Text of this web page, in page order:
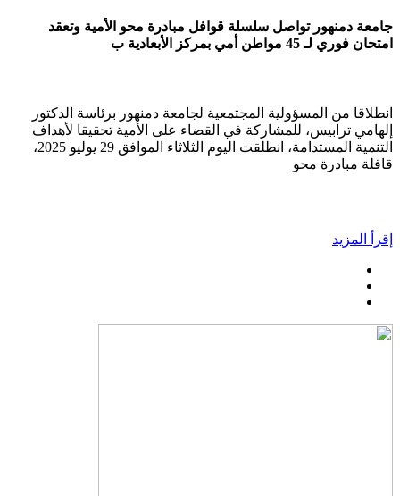
جامعة دمنهور تواصل سلسلة قوافل مبادرة محو الأمية وتعقد
امتحان فوري لـ 45 مواطن أمي بمركز الأبعادية ب
انطلاقا من المسؤولية المجتمعية لجامعة دمنهور برئاسة الدكتور
إلهامي ترابيس، للمشاركة في القضاء على الأمية تحقيقا لأهداف
التنمية المستدامة، انطلقت اليوم الثلاثاء الموافق 29 يوليو 2025،
قافلة مبادرة محو
إقرأ المزيد